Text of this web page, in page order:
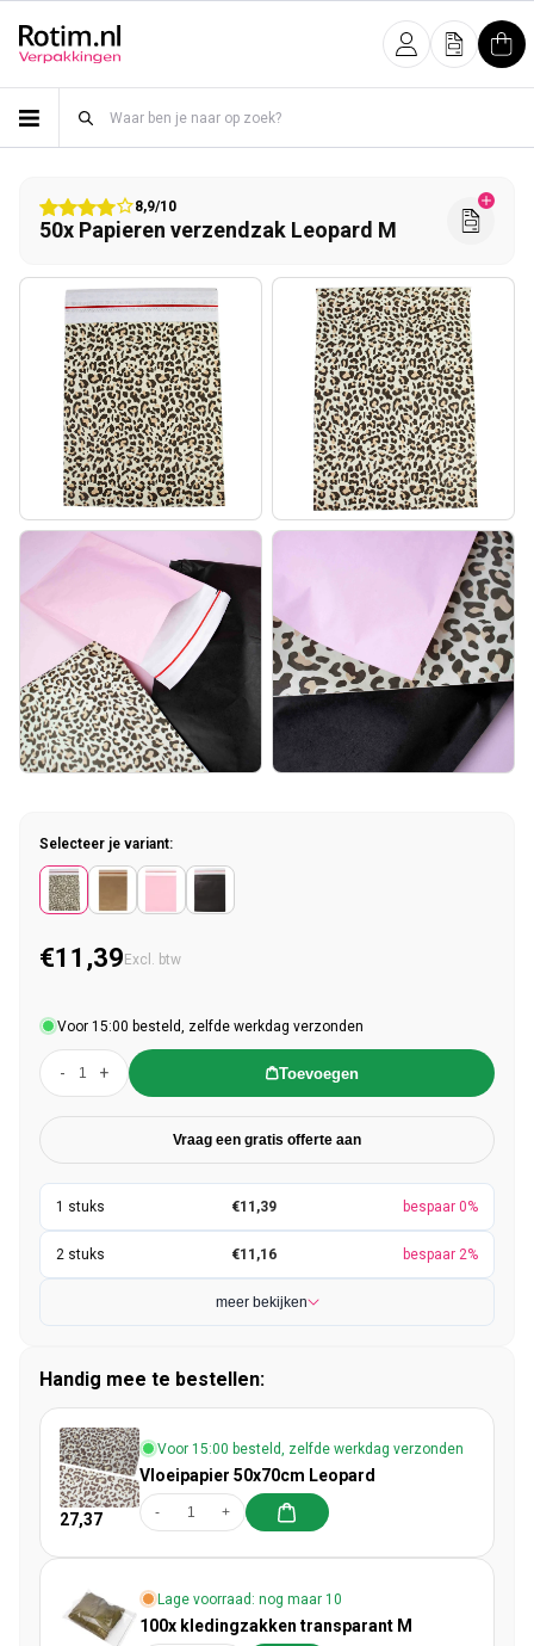
InloggenOfferte
8,9/10
50x Papieren verzendzak Leopard M
Selecteer je variant:
Normale prijs
€11,39 Excl. btw
Voor 15:00 besteld, zelfde werkdag verzonden
- + Toevoegen
Vraag een gratis offerte aan
€11,39 bespaar 0%
€11,16 bespaar 2%
meer bekijken
Handig mee te bestellen:
27,37
Voor 15:00 besteld, zelfde werkdag verzonden
Vloeipapier 50x70cm Leopard
- +
Lage voorraad: nog maar 10
100x kledingzakken transparant M